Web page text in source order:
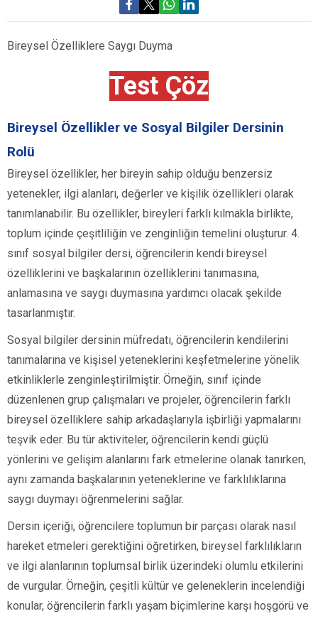
Bireysel Özelliklere Saygı Duyma
Test Çöz
Bireysel Özellikler ve Sosyal Bilgiler Dersinin
Rolü
Bireysel özellikler, her bireyin sahip olduğu benzersiz
yetenekler, ilgi alanları, değerler ve kişilik özellikleri olarak
tanımlanabilir. Bu özellikler, bireyleri farklı kılmakla birlikte,
toplum içinde çeşitliliğin ve zenginliğin temelini oluşturur. 4.
sınıf sosyal bilgiler dersi, öğrencilerin kendi bireysel
özelliklerini ve başkalarının özelliklerini tanımasına,
anlamasına ve saygı duymasına yardımcı olacak şekilde
tasarlanmıştır.
Sosyal bilgiler dersinin müfredatı, öğrencilerin kendilerini
tanımalarına ve kişisel yeteneklerini keşfetmelerine yönelik
etkinliklerle zenginleştirilmiştir. Örneğin, sınıf içinde
düzenlenen grup çalışmaları ve projeler, öğrencilerin farklı
bireysel özelliklere sahip arkadaşlarıyla işbirliği yapmalarını
teşvik eder. Bu tür aktiviteler, öğrencilerin kendi güçlü
yönlerini ve gelişim alanlarını fark etmelerine olanak tanırken,
aynı zamanda başkalarının yeteneklerine ve farklılıklarına
saygı duymayı öğrenmelerini sağlar.
Dersin içeriği, öğrencilere toplumun bir parçası olarak nasıl
hareket etmeleri gerektiğini öğretirken, bireysel farklılıkların
ve ilgi alanlarının toplumsal birlik üzerindeki olumlu etkilerini
de vurgular. Örneğin, çeşitli kültür ve geleneklerin incelendiği
konular, öğrencilerin farklı yaşam biçimlerine karşı hoşgörü ve